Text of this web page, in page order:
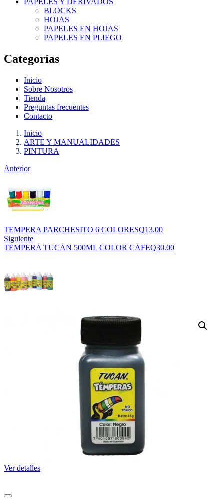
BLOCKS
HOJAS
PAPELES EN HOJAS
PAPELES EN PLIEGO
Categorías
Inicio
Sobre Nosotros
Tienda
Preguntas frecuentes
Contacto
Inicio
ARTE Y MANUALIDADES
PINTURA
Anterior
TEMPERA PARCHESITO 6 COLORESQ13.00
Siguiente
TEMPERA TUCAN 500ML COLOR CAFEQ30.00
Ver detalles